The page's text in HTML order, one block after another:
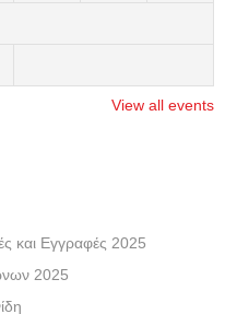
View all events
και Εγγραφές 2025
2025